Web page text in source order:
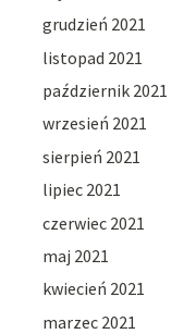
grudzień 2021
listopad 2021
październik 2021
wrzesień 2021
sierpień 2021
lipiec 2021
czerwiec 2021
maj 2021
kwiecień 2021
marzec 2021